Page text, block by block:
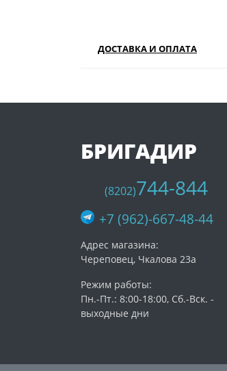
ДОСТАВКА И ОПЛАТА
БРИГАДИР
(8202)744-844
+7 (962)-667-48-44
Адрес магазина:
Череповец, Чкалова 23а
Режим работы:
Пн.-Пт.: 8:00-18:00, Сб.-Вск. -
выходные дни